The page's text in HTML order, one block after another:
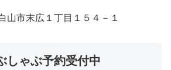
山市末広１丁目１５４－１
しゃぶ予約受付中